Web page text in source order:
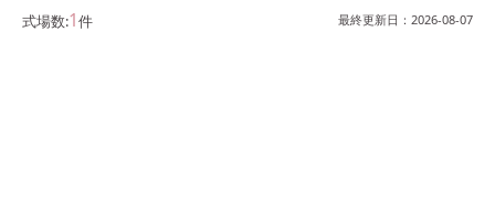
式場数:1件 最終更新日： 2026-08-07